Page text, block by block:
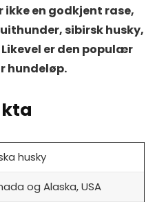
ikke en godkjent rase,
sibirsk husky,
er den populær
hundeløp.
husky
og Alaska, USA